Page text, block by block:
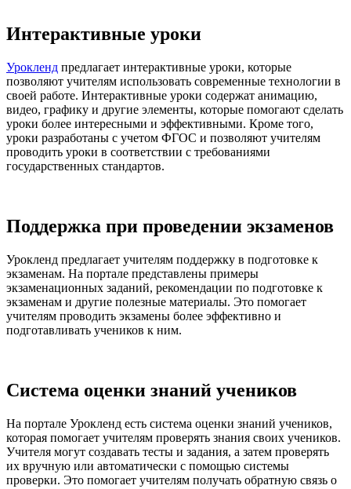
Интерактивные уроки
Урокленд предлагает интерактивные уроки, которые
позволяют учителям использовать современные технологии в
своей работе. Интерактивные уроки содержат анимацию,
видео, графику и другие элементы, которые помогают сделать
уроки более интересными и эффективными. Кроме того,
уроки разработаны с учетом ФГОС и позволяют учителям
проводить уроки в соответствии с требованиями
государственных стандартов.
Поддержка при проведении экзаменов
Урокленд предлагает учителям поддержку в подготовке к
экзаменам. На портале представлены примеры
экзаменационных заданий, рекомендации по подготовке к
экзаменам и другие полезные материалы. Это помогает
учителям проводить экзамены более эффективно и
подготавливать учеников к ним.
Система оценки знаний учеников
На портале Урокленд есть система оценки знаний учеников,
которая помогает учителям проверять знания своих учеников.
Учителя могут создавать тесты и задания, а затем проверять
их вручную или автоматически с помощью системы
проверки. Это помогает учителям получать обратную связь о